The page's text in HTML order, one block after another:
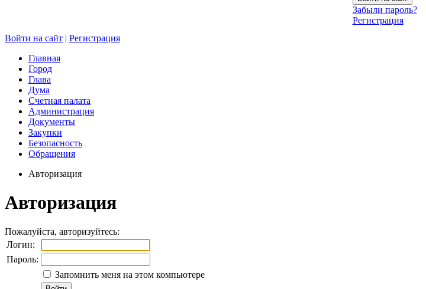
Забыли пароль?
Регистрация
Войти на сайт | Регистрация
Главная
Город
Глава
Дума
Счетная палата
Администрация
Документы
Закупки
Безопасность
Обращения
Авторизация
Авторизация
Пожалуйста, авторизуйтесь:
Логин:
Пароль:
Запомнить меня на этом компьютере